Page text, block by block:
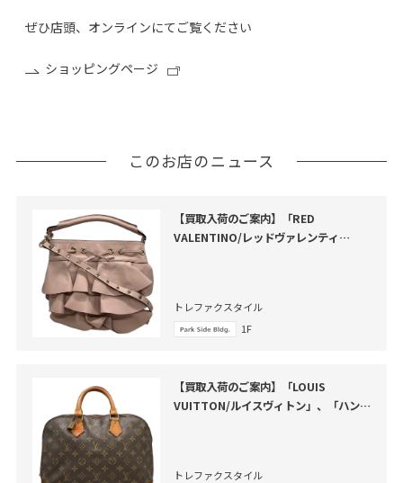
ぜひ店頭、オンラインにてご覧ください
ショッピングページ
このお店のニュース
【買取入荷のご案内】「RED
VALENTINO/レッドヴァレンティ
トレファクスタイル
1F
【買取入荷のご案内】「LOUIS
VUITTON/ルイスヴィトン」、「ハンド
トレファクスタイル